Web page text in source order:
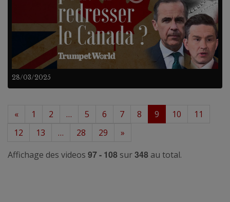
28/03/2025
« 1 2 … 5 6 7 8 9 10
11
12
13 … 28 29
»
Affichage des videos 97 - 108 sur348 au total.